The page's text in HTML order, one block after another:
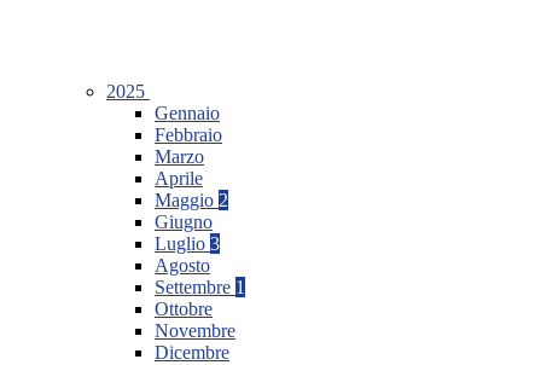
2025
Gennaio
Febbraio
Marzo
Aprile
Maggio 2
Giugno
Luglio 3
Agosto
Settembre 1
Ottobre
Novembre
Dicembre